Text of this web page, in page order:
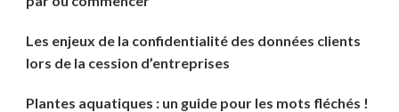
Les enjeux de la confidentialité des données clients
lors de la cession d’entreprises
Plantes aquatiques : un guide pour les mots fléchés !